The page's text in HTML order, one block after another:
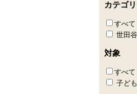
カテゴ
すべて
世田
対象
すべて
子ども